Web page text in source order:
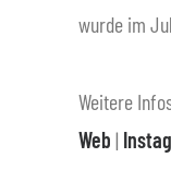
wurde im
Weitere
Web |